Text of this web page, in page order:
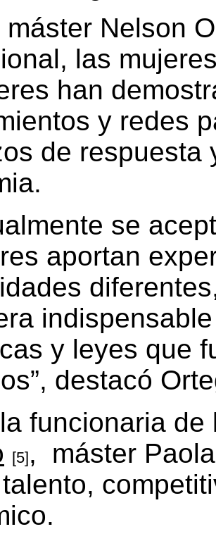
máster Nelson
las
han
y redes
de respuesta
se
aportan
y leyes que
destacó
funcionaria
[5], máster